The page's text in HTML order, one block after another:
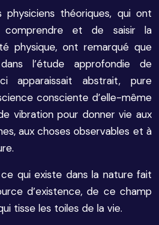
physiciens théoriques, qui ont
comprendre et de saisir la
physique, ont remarqué que
l’étude approfondie de
apparaissait abstrait, pure
consciente d’elle-même
vibration pour donner vie aux
aux choses observables et à
qui existe dans la nature fait
d’existence, de ce champ
tisse les toiles de la vie.